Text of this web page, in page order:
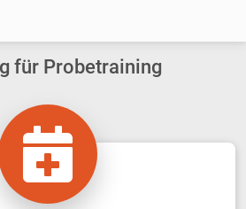
für Probetraining